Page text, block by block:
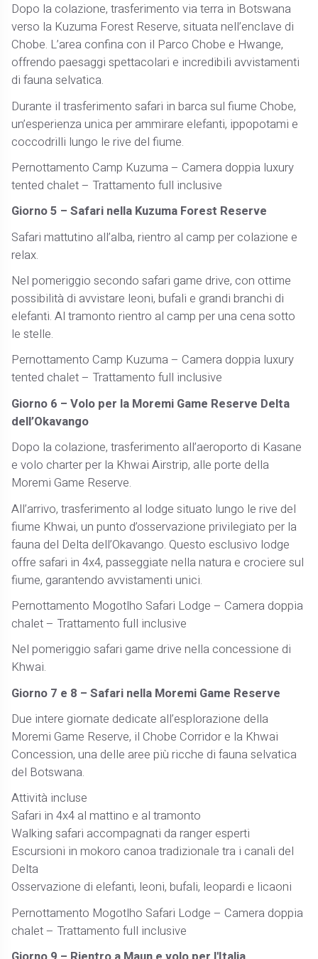
Dopo la colazione, trasferimento via terra in Botswana
verso la Kuzuma Forest Reserve, situata nell’enclave di
Chobe. L’area confina con il Parco Chobe e Hwange,
offrendo paesaggi spettacolari e incredibili avvistamenti
di fauna selvatica.
Durante il trasferimento safari in barca sul fiume Chobe,
un’esperienza unica per ammirare elefanti, ippopotami e
coccodrilli lungo le rive del fiume.
Pernottamento Camp Kuzuma – Camera doppia luxury
tented chalet – Trattamento full inclusive
Giorno 5 – Safari nella Kuzuma Forest Reserve
Safari mattutino all’alba, rientro al camp per colazione e
relax.
Nel pomeriggio secondo safari game drive, con ottime
possibilità di avvistare leoni, bufali e grandi branchi di
elefanti. Al tramonto rientro al camp per una cena sotto
le stelle.
Pernottamento Camp Kuzuma – Camera doppia luxury
tented chalet – Trattamento full inclusive
Giorno 6 – Volo per la Moremi Game Reserve Delta
dell’Okavango
Dopo la colazione, trasferimento all’aeroporto di Kasane
e volo charter per la Khwai Airstrip, alle porte della
Moremi Game Reserve.
All’arrivo, trasferimento al lodge situato lungo le rive del
fiume Khwai, un punto d’osservazione privilegiato per la
fauna del Delta dell’Okavango. Questo esclusivo lodge
offre safari in 4x4, passeggiate nella natura e crociere sul
fiume, garantendo avvistamenti unici.
Pernottamento Mogotlho Safari Lodge – Camera doppia
chalet – Trattamento full inclusive
Nel pomeriggio safari game drive nella concessione di
Khwai.
Giorno 7 e 8 – Safari nella Moremi Game Reserve
Due intere giornate dedicate all’esplorazione della
Moremi Game Reserve, il Chobe Corridor e la Khwai
Concession, una delle aree più ricche di fauna selvatica
del Botswana.
Attività incluse
Safari in 4x4 al mattino e al tramonto
Walking safari accompagnati da ranger esperti
Escursioni in mokoro canoa tradizionale tra i canali del
Delta
Osservazione di elefanti, leoni, bufali, leopardi e licaoni
Pernottamento Mogotlho Safari Lodge – Camera doppia
chalet – Trattamento full inclusive